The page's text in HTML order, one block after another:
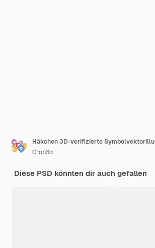
Häkchen 3D-verifizierte
Crop3d
Diese PSD könnten dir auch gefallen